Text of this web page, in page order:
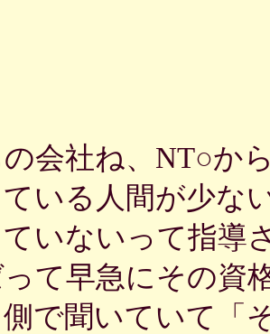
の会社ね、NT○か
いる人間が少な
いないって指導
て早急にその資
で聞いていて「